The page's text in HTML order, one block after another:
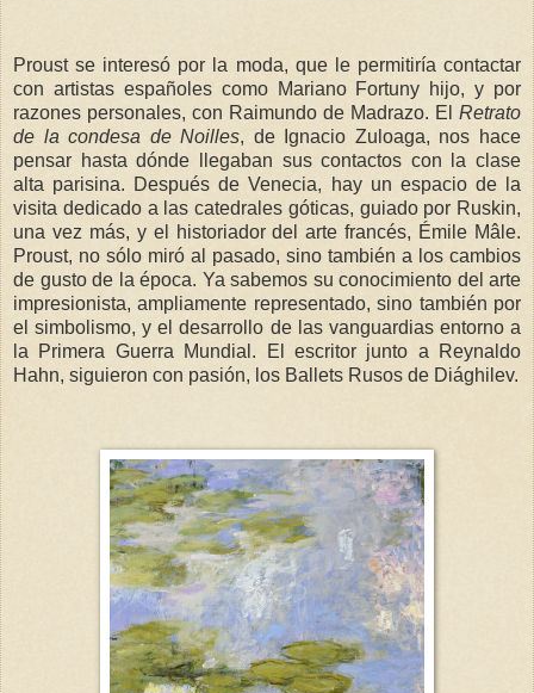
Proust se interesó por la moda, que le permitiría contactar
con artistas españoles como Mariano Fortuny hijo, y por
razones personales, con Raimundo de Madrazo. El Retrato
de la condesa de Noilles, de Ignacio Zuloaga, nos hace
pensar hasta dónde llegaban sus contactos con la clase
alta parisina. Después de Venecia, hay un espacio de la
visita dedicado a las catedrales góticas, guiado por Ruskin,
una vez más, y el historiador del arte francés, Émile Mâle.
Proust, no sólo miró al pasado, sino también a los cambios
de gusto de la época. Ya sabemos su conocimiento del arte
impresionista, ampliamente representado, sino también por
el simbolismo, y el desarrollo de las vanguardias entorno a
la Primera Guerra Mundial. El escritor junto a Reynaldo
Hahn, siguieron con pasión, los Ballets Rusos de Diághilev.